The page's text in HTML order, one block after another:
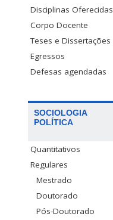
Disciplinas Oferecidas
Corpo Docente
Teses e Dissertações
Egressos
Defesas agendadas
SOCIOLOGIA
POLÍTICA
Quantitativos
Regulares
Mestrado
Doutorado
Pós-Doutorado